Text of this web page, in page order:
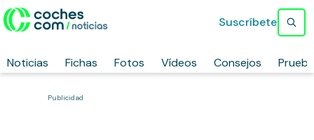
Noticias Fichas Fotos Vídeos Consejos
Suscríbete
Publicidad